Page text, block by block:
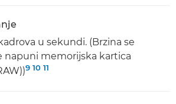
u sekundi. (Brzina se
napuni memorijska kartica
9 10 11